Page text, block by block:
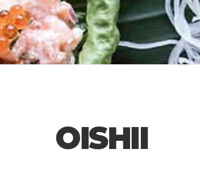
OISHII